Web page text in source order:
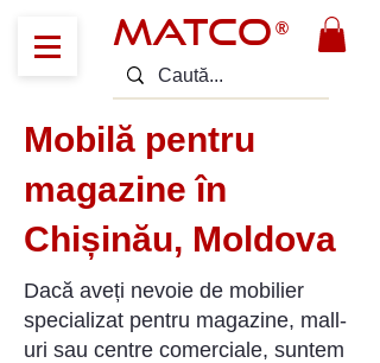
MATCO ®
Mobilă pentru
magazine în
Chișinău, Moldova
Dacă aveți nevoie de mobilier
specializat pentru magazine, mall-
uri sau centre comerciale, suntem